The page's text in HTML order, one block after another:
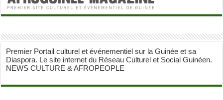
Premier Portail culturel et événementiel sur la Guinée et sa
Diaspora. Le site internet du Réseau Culturel et Social Guinéen.
NEWS CULTURE & AFROPEOPLE